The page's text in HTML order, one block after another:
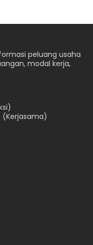
peluang usaha
modal kerja,